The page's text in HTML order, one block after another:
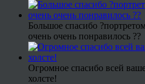
Большое спасибо
очень очень понравилось ??
Огромное спасибо всей
холсте!